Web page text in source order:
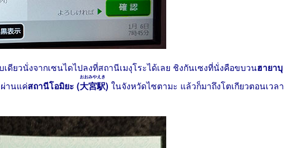
ยวนั่งจากเซนไดไปลงที่สถานีเมงุโระได้เลย ชิงกันเซงที่นั่งคือขบวนฮายาบุ
ผ่านแค่สถานีโอมิยะ (大宮駅
おおみやえき
) ในจังหวัดไซตามะ แล้วก็มาถึงโตเกียวตอนเวลา